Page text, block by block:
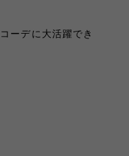
ーデに大活躍でき